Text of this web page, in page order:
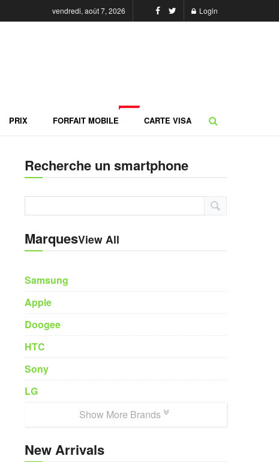
vendredi, août 7, 2026 Login
PRIX FORFAIT MOBILE CARTE VISA
Recherche un smartphone
MarquesView All
Samsung
Apple
Doogee
HTC
Sony
LG
Show More Brands
New Arrivals